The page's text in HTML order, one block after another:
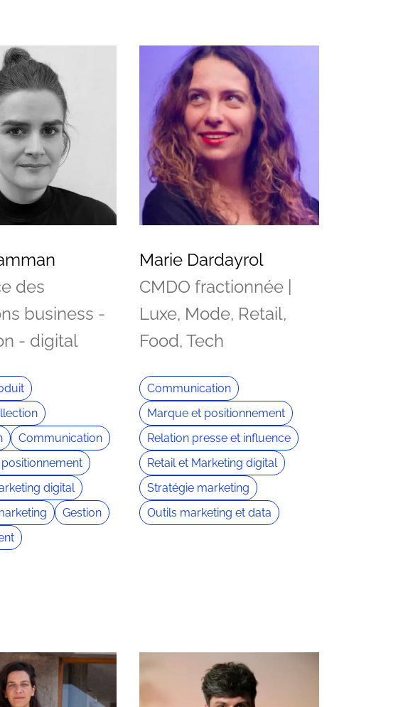
des
business -
- digital
Communication
digital
Gestion
Marie Dardayrol
CMDO fractionnée |
Luxe, Mode, Retail,
Food, Tech
Communication
Marque et positionnement
Relation presse et influence
Retail et Marketing digital
Stratégie marketing
Outils marketing et data